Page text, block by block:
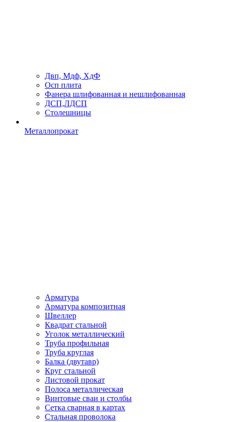
Двп, Мдф, ХдФ
Осп плита
Фанера шлифованная и нешлифованная
ДСП,ЛДСП
Столешницы
Металлопрокат
Арматура
Арматура композитная
Швеллер
Квадрат стальной
Уголок металлический
Труба профильная
Труба круглая
Балка (двутавр)
Круг стальной
Листовой прокат
Полоса металлическая
Винтовые сваи и столбы
Сетка сварная в картах
Стальная проволока